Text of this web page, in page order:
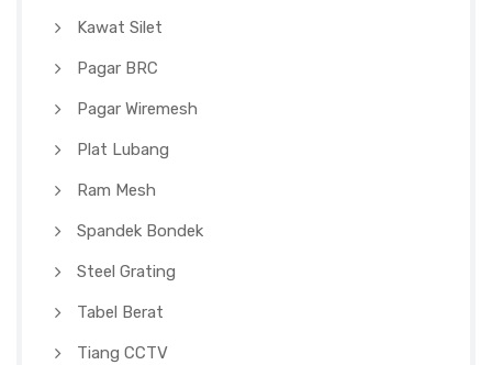
Kawat Silet
Pagar BRC
Pagar Wiremesh
Plat Lubang
Ram Mesh
Spandek Bondek
Steel Grating
Tabel Berat
Tiang CCTV